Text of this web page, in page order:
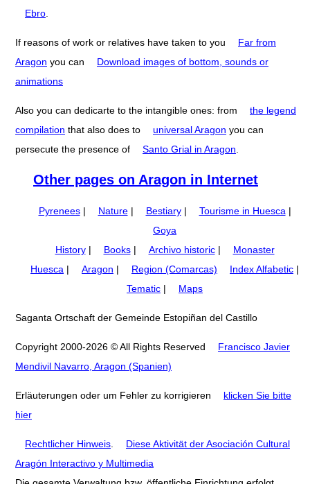
Ebro
If reasons of work or relatives have taken to you
Far from
Aragon you can
Download images of bottom, sounds or
animations
Also you can dedicarte to the intangible ones: from
the legend
compilation that also does to universal Aragon you can
persecute the presence of
Santo Grial in Aragon
Other pages on Aragon in Internet
Pyrenees| Nature| Bestiary| Tourisme in Huesca |
Goya
History| Books| Archivo historic|
Monaster
Huesca | Aragon | Region (Comarcas) Index Alfabetic |
Tematic | Maps
Saganta Ortschaft der Gemeinde Estopiñan del Castillo
Copyright 2000-2026 © All Rights Reserved
Francisco Javier
Mendivil Navarro, Aragon (Spanien)
Erläuterungen oder um Fehler zu korrigieren
klicken Sie bitte
hier
Rechtlicher Hinweis
Diese Aktivität der Asociación Cultural
Aragón Interactivo y Multimedia